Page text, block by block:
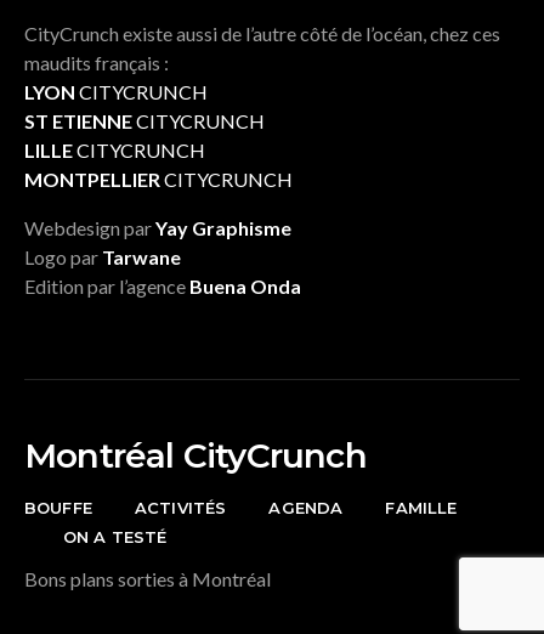
CityCrunch existe aussi de l’autre côté de l’océan, chez ces
maudits français :
LYON CITYCRUNCH
ST ETIENNECITYCRUNCH
LILLECITYCRUNCH
MONTPELLIERCITYCRUNCH
Webdesign parYay Graphisme
Logo par Tarwane
Edition par l’agence Buena Onda
Montréal CityCrunch
BOUFFE ACTIVITÉS AGENDA
FAMILLE
ON A TESTÉ
Bons plans sorties à Montréal